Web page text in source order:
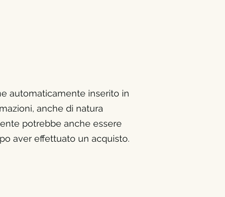
automaticamente inserito in
anche di natura
potrebbe anche essere
aver effettuato un acquisto.